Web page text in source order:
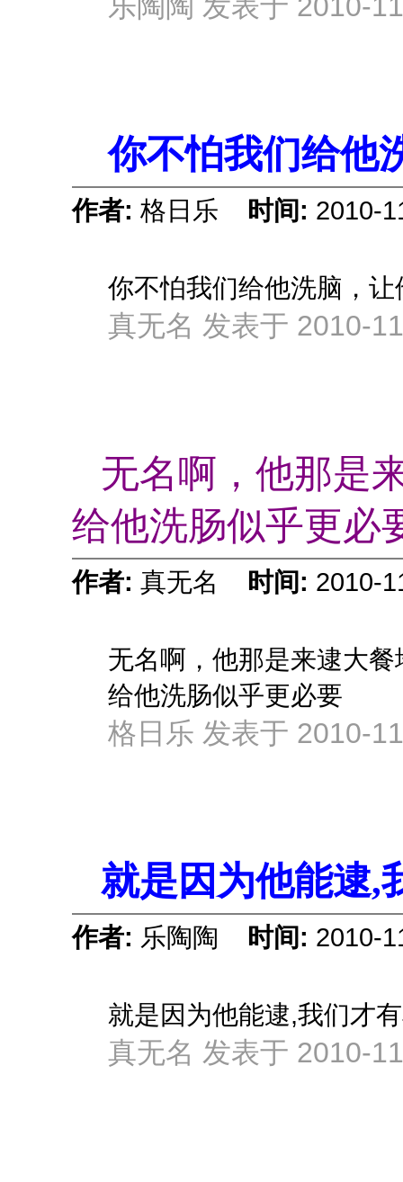
你不怕我们给他
作者: 格日乐 时间: 2010-
你不怕我们给他洗脑，
真无名 发表于 2010-
无名啊，他那是
给他洗肠似乎更必
作者: 真无名 时间: 2010-
无名啊，他那是来逮大餐
给他洗肠似乎更必要
格日乐 发表于 2010-
就是因为他能逮,
作者: 乐陶陶 时间: 2010-
就是因为他能逮,我们才
真无名 发表于 2010-